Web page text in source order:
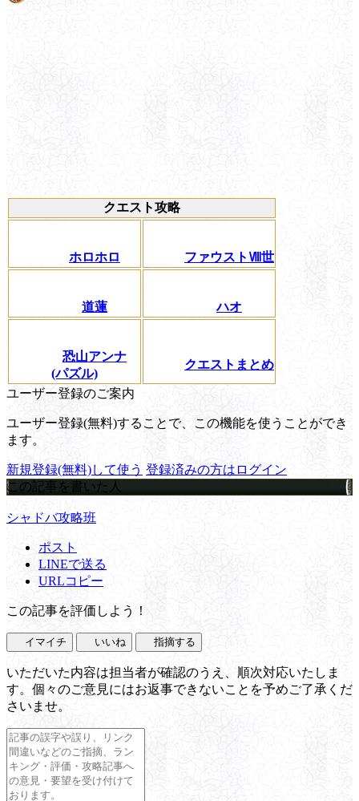
クエスト攻略
ホロホロ ファウストⅧ世
道蓮 ハオ
恐山アンナ
(パズル)
クエストまとめ
ユーザー登録のご案内
ユーザー登録(無料)することで、この機能を使うことができ
ます。
新規登録(無料)して使う 登録済みの方はログイン
この記事を書いた人
シャドバ攻略班
ポスト
LINEで送る
URLコピー
この記事を評価しよう！
イマイチ いいね 指摘する
いただいた内容は担当者が確認のうえ、順次対応いたしま
す。個々のご意見にはお返事できないことを予めご了承くだ
さいませ。